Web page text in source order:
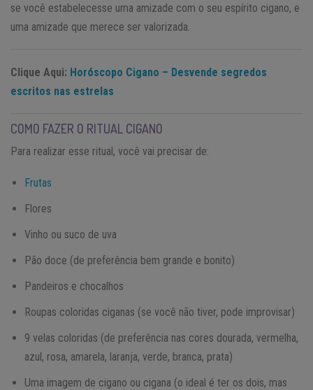
se você estabelecesse uma amizade com o seu espírito cigano, e
uma amizade que merece ser valorizada.
Clique Aqui: Horóscopo Cigano – Desvende segredos
escritos nas estrelas
COMO FAZER O RITUAL CIGANO
Para realizar esse ritual, você vai precisar de:
Frutas
Flores
Vinho ou suco de uva
Pão doce (de preferência bem grande e bonito)
Pandeiros e chocalhos
Roupas coloridas ciganas (se você não tiver, pode improvisar)
9 velas coloridas (de preferência nas cores dourada, vermelha,
azul, rosa, amarela, laranja, verde, branca, prata)
Uma imagem de cigano ou cigana (o ideal é ter os dois, mas